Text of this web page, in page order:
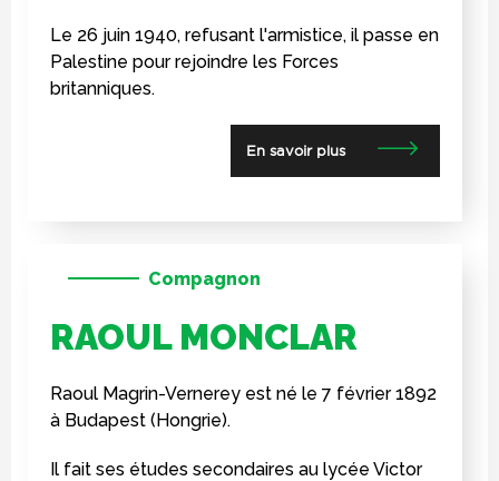
Le 26 juin 1940, refusant l'armistice, il passe en
Palestine pour rejoindre les Forces
britanniques.
En savoir plus
Compagnon
RAOUL MONCLAR
Raoul Magrin-Vernerey est né le 7 février 1892
à Budapest (Hongrie).
Il fait ses études secondaires au lycée Victor